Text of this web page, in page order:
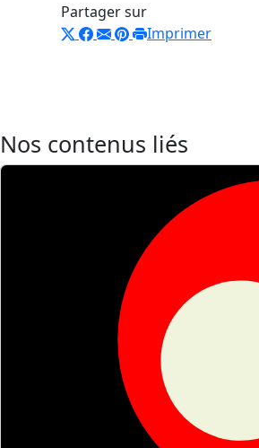
Partager sur
Imprimer
Nos contenus liés